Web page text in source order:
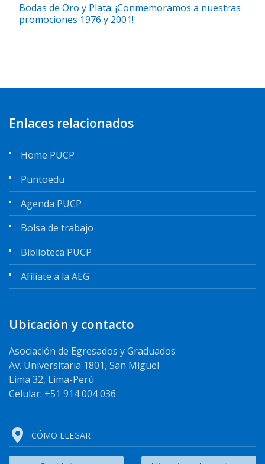
Bodas de Oro y Plata: ¡Conmemoramos a nuestras
promociones 1976 y 2001!
Enlaces relacionados
Home PUCP
Puntoedu
Agenda PUCP
Bolsa de trabajo
Biblioteca PUCP
Afíliate a la AEG
Ubicación y contacto
Asociación de Egresados y Graduados
Av. Universitaria 1801, San Miguel
Lima 32, Lima-Perú
Celular: +51 914 004 036
CÓMO LLEGAR